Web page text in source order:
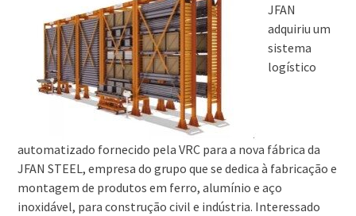
JFAN
adquiriu um
sistema
logístico
automatizado fornecido pela VRC para a nova fábrica da
JFAN STEEL, empresa do grupo que se dedica à fabricação e
montagem de produtos em ferro, alumínio e aço
inoxidável, para construção civil e indústria. Interessado